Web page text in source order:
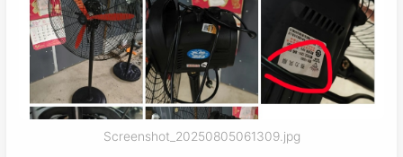
Screenshot_20250805061309.jpg